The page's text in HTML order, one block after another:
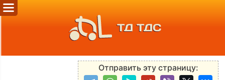
ТД ТДС
Отправить эту страницу: